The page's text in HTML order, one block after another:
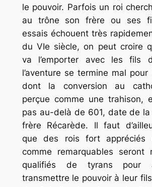
le pouvoir. Parfois un roi
au trône son frère ou ses
essais échouent très
du VIe siècle, on peut croire
va l’emporter avec les fils
l’aventure se termine mal pour
dont la conversion au
perçue comme une trahison,
pas au-delà de 601, date de
frère Récarède. Il faut
que des rois fort appréciés
comme remarquables seront
qualifiés de tyrans pour
transmettre le pouvoir à leur